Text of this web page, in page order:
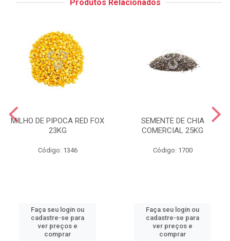
Produtos Relacionados
MILHO DE PIPOCA RED FOX
23KG
Código: 1346
Faça seu login ou
cadastre-se para
ver preços e
comprar
SEMENTE DE CHIA
COMERCIAL 25KG
Código: 1700
Faça seu login ou
cadastre-se para
ver preços e
comprar